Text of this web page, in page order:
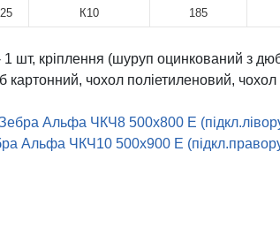
К10 185
шт, кріплення (шуруп оцинкований з
чохол поліетиленовий,
Альфа ЧКЧ8 500х800 Е
Альфа ЧКЧ10 500х900 Е